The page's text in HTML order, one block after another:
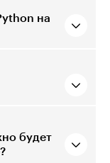
на
будет